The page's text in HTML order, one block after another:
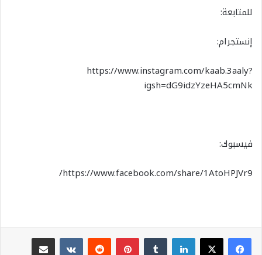
للمتابعة:
إنستجرام:
https://www.instagram.com/kaab.3aaly?
igsh=dG9idzYzeHA5cmNk
فيسبوك:
https://www.facebook.com/share/1AtoHPJVr9/
لينكدإن بينتيريست
مشاركة عبر البريد